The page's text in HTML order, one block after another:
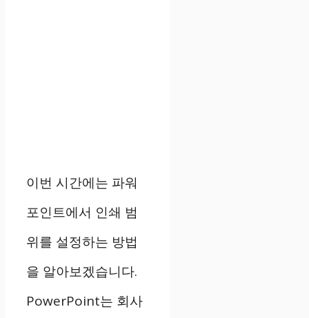
이번 시간에는 파워
포인트에서 인쇄 범
위를 설정하는 방법
을 알아보겠습니다.
PowerPoint는 회사